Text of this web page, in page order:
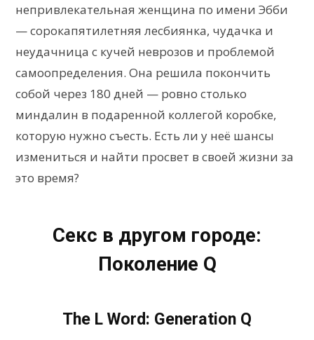
непривлекательная женщина по имени Эбби
— сорокапятилетняя лесбиянка, чудачка и
неудачница с кучей неврозов и проблемой
самоопределения. Она решила покончить
собой через 180 дней — ровно столько
миндалин в подаренной коллегой коробке,
которую нужно съесть. Есть ли у неё шансы
измениться и найти просвет в своей жизни за
это время?
Секс в другом городе:
Поколение Q
The L Word: Generation Q